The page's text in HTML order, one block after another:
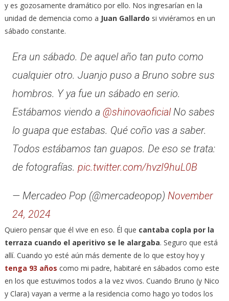
y es gozosamente dramático por ello. Nos ingresarían en la
unidad de demencia como a Juan Gallardo si viviéramos en un
sábado constante.
Era un sábado. De aquel año tan puto como
cualquier otro. Juanjo puso a Bruno sobre sus
hombros. Y ya fue un sábado en serio.
Estábamos viendo a @shinovaoficialNo sabes
lo guapa que estabas. Qué coño vas a saber.
Todos estábamos tan guapos. De eso se trata:
de fotografías. pic.twitter.com/hvzI9huL0B
— Mercadeo Pop (@mercadeopop) November
24, 2024
Quiero pensar que él vive en eso. Él que cantaba copla por la
terraza cuando el aperitivo se le alargaba. Seguro que está
allí. Cuando yo esté aún más demente de lo que estoy hoy y
tenga 93 años como mi padre, habitaré en sábados como este
en los que estuvimos todos a la vez vivos. Cuando Bruno (y Nico
y Clara) vayan a verme a la residencia como hago yo todos los